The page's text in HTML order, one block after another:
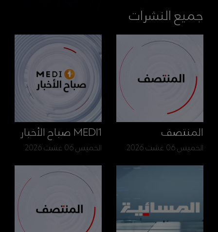
جميع النشرات
المنتصف
الخميس 06 غشت 2026
MEDI1 صباح الأخبار
الخميس 06 غشت 2026